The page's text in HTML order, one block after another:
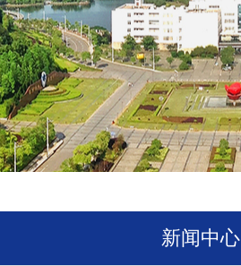
新闻中心